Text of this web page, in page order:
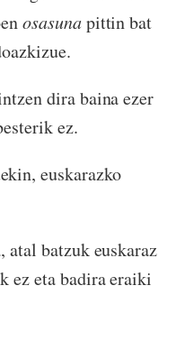
osasunapittin bat
dira baina ezer
ez.
euskarazko
atal batzuk euskaraz
ez eta badira eraiki